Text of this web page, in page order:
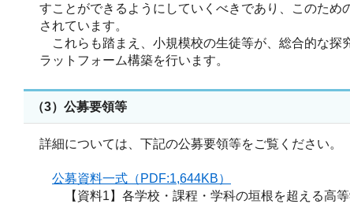
すことができるようにしていくべきであり、このた
されています。
これらも踏まえ、小規模校の生徒等が、総合的な探
ラットフォーム構築を行います。
（3）公募要領等
詳細については、下記の公募要領等をご覧ください。
公募資料一式（PDF:1,644KB）
【資料1】各学校・課程・学科の垣根を超える高等